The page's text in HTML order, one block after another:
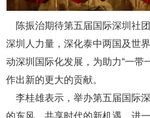
陈振治期待第五届国际深圳社
深圳人力量，深化泰中两国及世
动深圳国际化发展，为助力“一带
作出新的更大的贡献。
李桂雄表示，举办第五届国际
的东风，共享时代的新机遇，进